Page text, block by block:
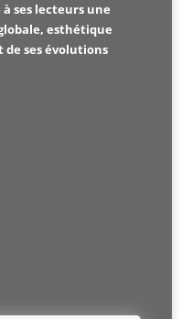
à ses lecteurs une
esthétique
de ses évolutions